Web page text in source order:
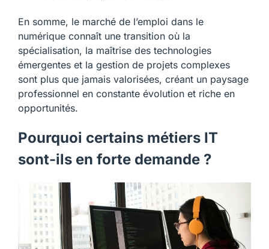
En somme, le marché de l’emploi dans le
numérique connaît une transition où la
spécialisation, la maîtrise des technologies
émergentes et la gestion de projets complexes
sont plus que jamais valorisées, créant un paysage
professionnel en constante évolution et riche en
opportunités.
Pourquoi certains métiers IT
sont-ils en forte demande ?